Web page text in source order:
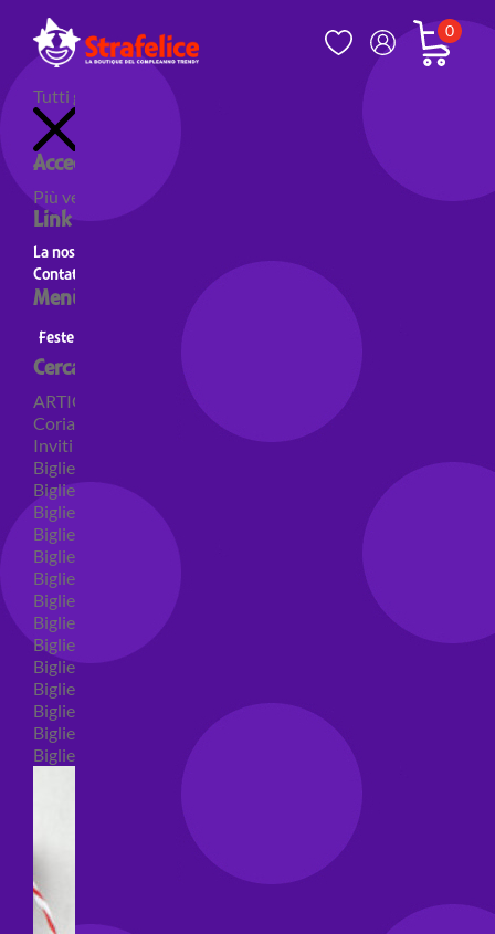
0
Tutti gli articoli
Accedi al tuo account
Più venduti Nuovi prodotti
Link utili
La nostra storia
Contatti
Menù principale
Feste a Tema Feste a tema Colori
Cerca per categoria
ARTICOLI PER FESTE
Coriandoli e sparacoriandoli
Inviti
Biglietti di auguri
Biglietti auguri pensione
Biglietti auguri compleanno
Biglietti auguri amore
Biglietti auguri nascita
Biglietti auguri primo compleanno
Biglietti auguri battesimo
Biglietti auguri per prima comunione
Biglietti auguri cresima
Biglietti auguri matrimonio
Biglietti auguri anniversario matrimonio
Biglietti auguri Natale
Biglietti auguri laurea
Biglietti auguri generici